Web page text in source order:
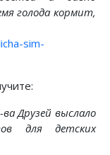
голода кормит,
sim-
Друзей выслало
для детских